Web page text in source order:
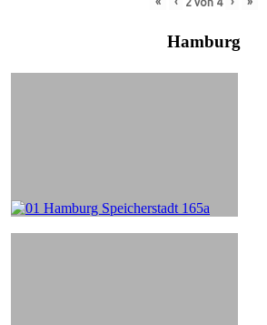
Hamburg